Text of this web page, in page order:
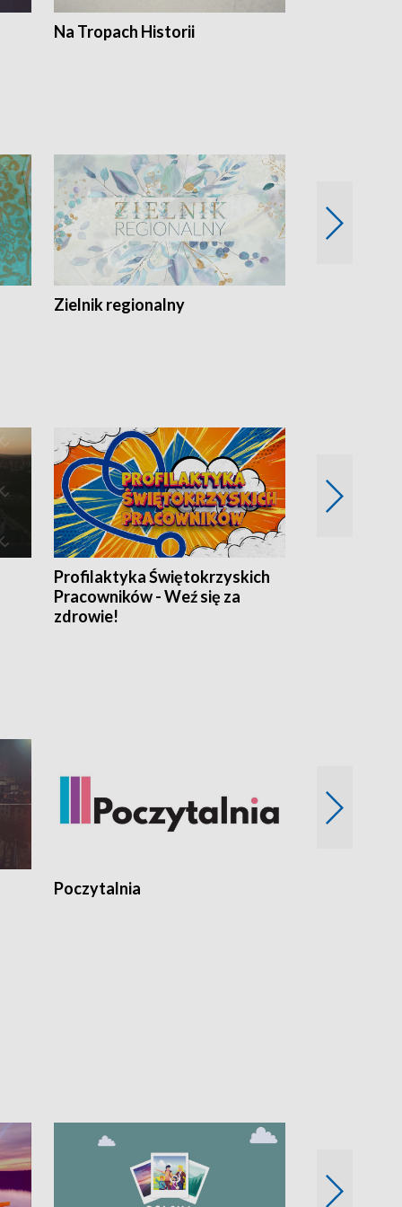
Na Tropach Historii
Zielnik regionalny
Profilaktyka Świętokrzyskich
Pracowników - Weź się za
zdrowie!
Poczytalnia